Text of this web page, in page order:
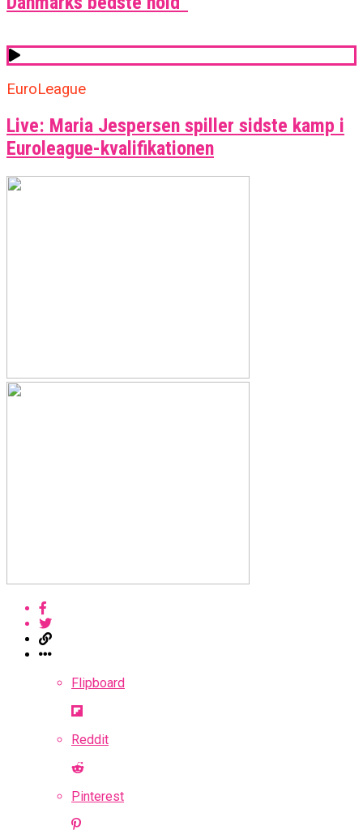
EuroLeague
Live: Maria Jespersen spiller sidste kamp i
Euroleague-kvalifikationen
Flipboard
Reddit
Pinterest